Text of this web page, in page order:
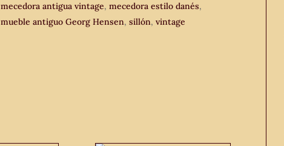
mecedora antigua vintage,mecedora estilo danés,
mueble antiguo Georg Hensen,sillón,vintage